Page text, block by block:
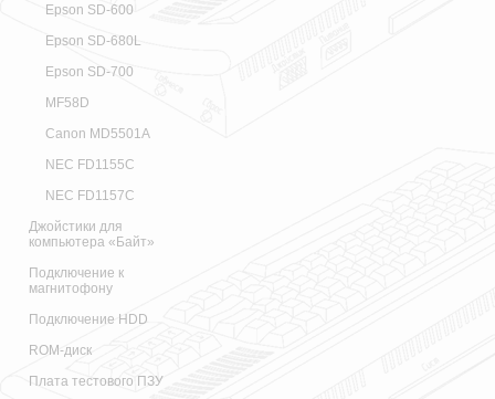
Epson SD-600
Epson SD-680L
Epson SD-700
MF58D
Canon MD5501A
NEC FD1155C
NEC FD1157C
Джойстики для
компьютера «Байт»
Подключение к
магнитофону
Подключение HDD
ROM-диск
Плата тестового ПЗУ